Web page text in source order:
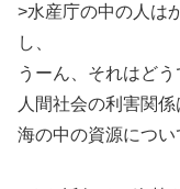
>水産庁の中の人は
し、
うーん、それはどう
人間社会の利害関
海の中の資源につい